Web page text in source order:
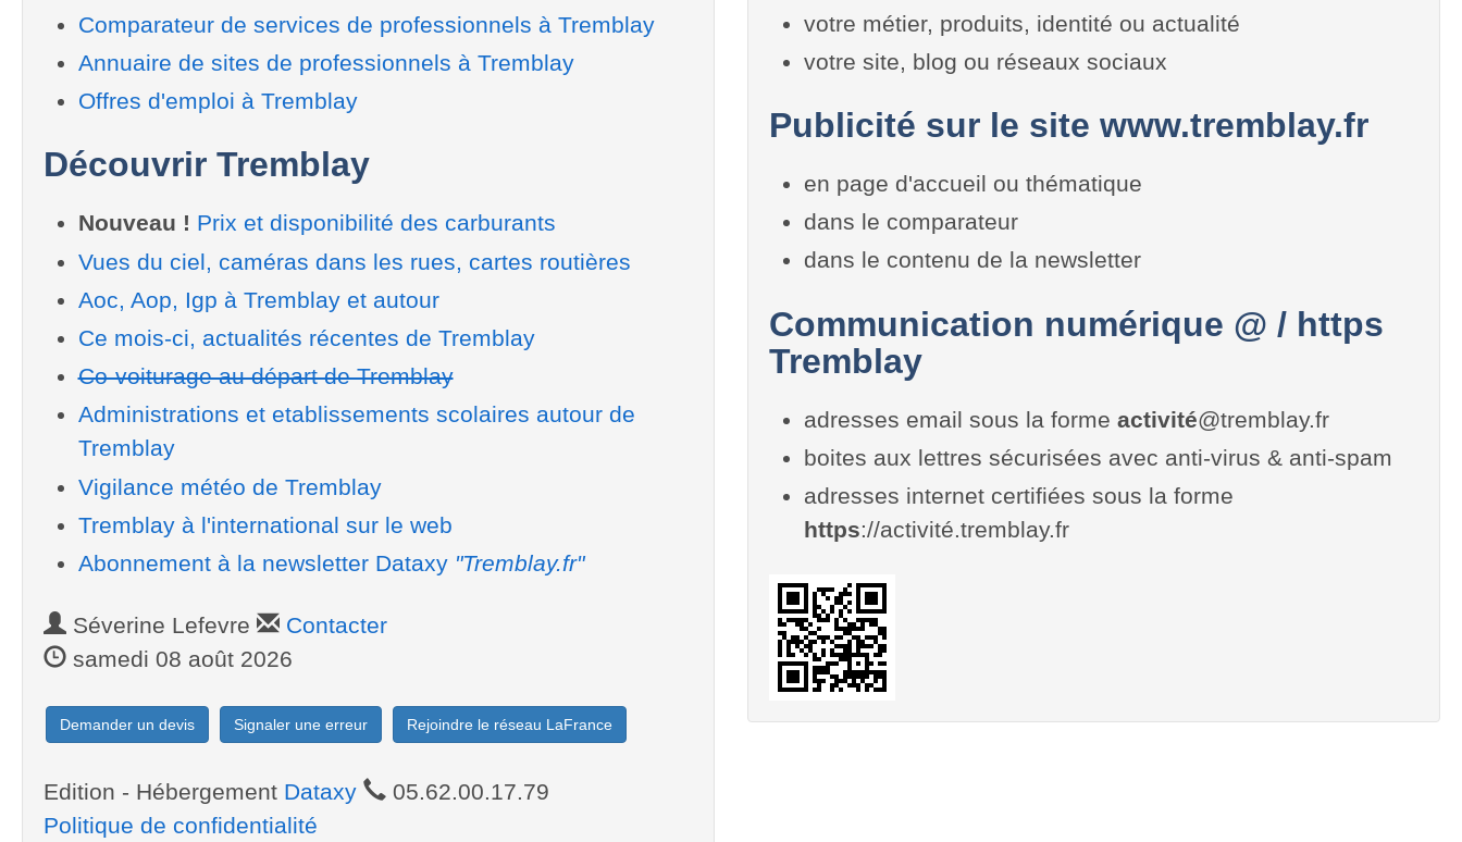
Comparateur de services de professionnels à Tremblay
Annuaire de sites de professionnels à Tremblay
Offres d'emploi à Tremblay
Découvrir Tremblay
Nouveau ! Prix et disponibilité des carburants
Vues du ciel, caméras dans les rues, cartes routières
Aoc, Aop, Igp à Tremblay et autour
Ce mois-ci, actualités récentes de Tremblay
Co-voiturage au départ de Tremblay
Administrations et etablissements scolaires autour de
Tremblay
Vigilance météo de Tremblay
Tremblay à l'international sur le web
Abonnement à la newsletter Dataxy "Tremblay.fr"
Séverine Lefevre
Contacter
samedi 08 août 2026
Demander un devis Signaler une erreur Rejoindre le réseau LaFrance
Edition - Hébergement Dataxy
05.62.00.17.79
Politique de confidentialité
votre métier, produits, identité ou actualité
votre site, blog ou réseaux sociaux
Publicité sur le site www.tremblay.fr
en page d'accueil ou thématique
dans le comparateur
dans le contenu de la newsletter
Communication numérique @ / https
Tremblay
adresses email sous la forme activité@tremblay.fr
boites aux lettres sécurisées avec anti-virus & anti-spam
adresses internet certifiées sous la forme
https://activité.tremblay.fr